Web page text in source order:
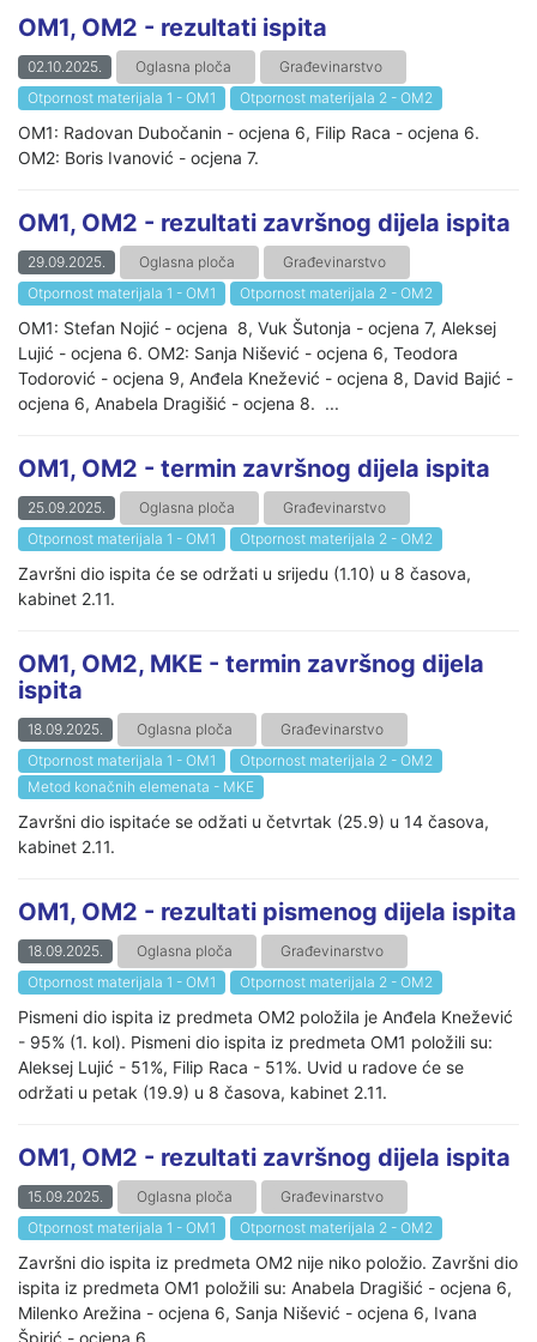
OM1, OM2 - rezultati ispita
02.10.2025. Oglasna ploča
Građevinarstvo
Otpornost materijala 1 - OM1
Otpornost materijala 2 - OM2
OM1: Radovan Dubočanin - ocjena 6, Filip Raca - ocjena 6.
OM2: Boris Ivanović - ocjena 7.
OM1, OM2 - rezultati završnog dijela ispita
29.09.2025. Oglasna ploča
Građevinarstvo
Otpornost materijala 1 - OM1
Otpornost materijala 2 - OM2
OM1: Stefan Nojić - ocjena 8, Vuk Šutonja - ocjena 7, Aleksej
Lujić - ocjena 6. OM2: Sanja Nišević - ocjena 6, Teodora
Todorović - ocjena 9, Anđela Knežević - ocjena 8, David Bajić -
ocjena 6, Anabela Dragišić - ocjena 8. ...
OM1, OM2 - termin završnog dijela ispita
25.09.2025. Oglasna ploča
Građevinarstvo
Otpornost materijala 1 - OM1
Otpornost materijala 2 - OM2
Završni dio ispita će se održati u srijedu (1.10) u 8 časova,
kabinet 2.11.
OM1, OM2, MKE - termin završnog dijela
ispita
18.09.2025. Oglasna ploča
Građevinarstvo
Otpornost materijala 1 - OM1
Otpornost materijala 2 - OM2
Metod konačnih elemenata - MKE
Završni dio ispitaće se odžati u četvrtak (25.9) u 14 časova,
kabinet 2.11.
OM1, OM2 - rezultati pismenog dijela ispita
18.09.2025. Oglasna ploča
Građevinarstvo
Otpornost materijala 1 - OM1
Otpornost materijala 2 - OM2
Pismeni dio ispita iz predmeta OM2 položila je Anđela Knežević
- 95% (1. kol). Pismeni dio ispita iz predmeta OM1 položili su:
Aleksej Lujić - 51%, Filip Raca - 51%. Uvid u radove će se
održati u petak (19.9) u 8 časova, kabinet 2.11.
OM1, OM2 - rezultati završnog dijela ispita
15.09.2025. Oglasna ploča
Građevinarstvo
Otpornost materijala 1 - OM1
Otpornost materijala 2 - OM2
Završni dio ispita iz predmeta OM2 nije niko položio. Završni dio
ispita iz predmeta OM1 položili su: Anabela Dragišić - ocjena 6,
Milenko Arežina - ocjena 6, Sanja Nišević - ocjena 6, Ivana
Špirić - ocjena 6.